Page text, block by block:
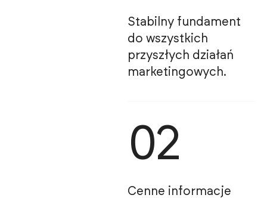
Stabilny fundament
do wszystkich
przyszłych działań
marketingowych.
02
Cenne informacje